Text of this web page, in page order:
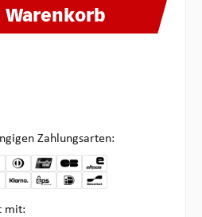
Warenkorb
Zahlungsarten:
mit: